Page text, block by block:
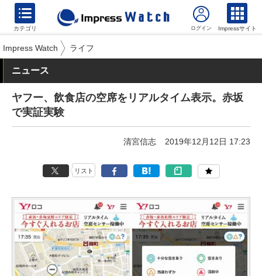
カテゴリ Impressサイト
Impress Watch ライフ
ニュース
ヤフー、飲食店の空席をリアルタイム表示。赤坂
で実証実験
清宮信志 2019年12月12日 17:23
リスト